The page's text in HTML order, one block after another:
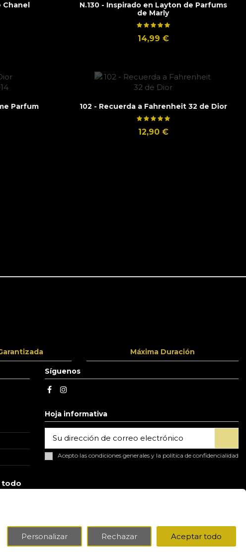
Chanel
N.130 - Inspirado en Layton de Parfums
de Marly
14,99 €
Parfum
102 - Recuerda a Fahrenheit 32 de Dior
12,90 €
Máxima Duración
todo
Síguenos
Hoja informativa
Acepto las condiciones generales y la política de confidencialidad
Personalizar Rechazar Aceptar todo